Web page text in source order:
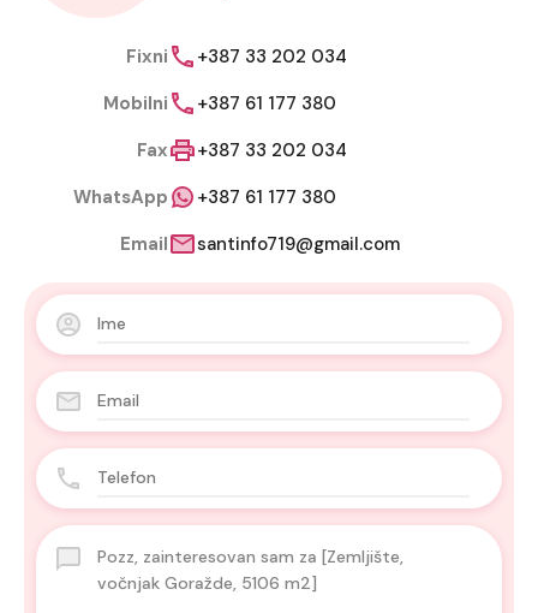
Fixni
+387 33 202 034
Mobilni
+387 61 177 380
Fax
+387 33 202 034
WhatsApp
+387 61 177 380
Email
santinfo719@gmail.com